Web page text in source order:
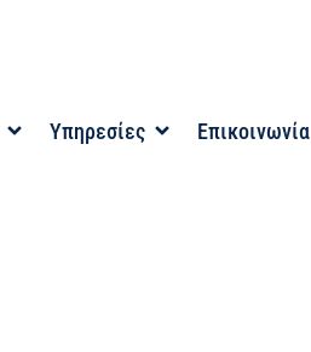
Υπηρεσίες Επικοινωνία